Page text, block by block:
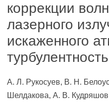
коррекции
лазерного
искаженного
А. Л. Рукосуев, В. Н.
Шелдакова, А. В.